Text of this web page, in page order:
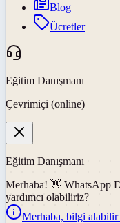
Blog
Ücretler
Eğitim Danışmanı
Çevrimiçi (online)
Eğitim Danışmanı
Merhaba! 👋 WhatsApp
yardımcı olabiliriz?
Merhaba, bilgi